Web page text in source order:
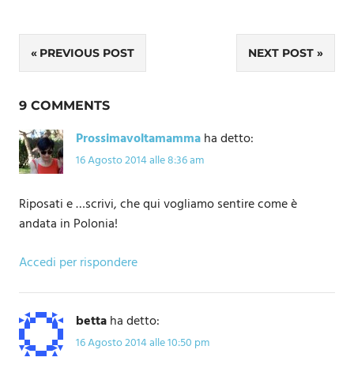
Navigazione
articoli
PREVIOUS POST NEXT POST
9 COMMENTS
Prossimavoltamammaha detto:
16 Agosto 2014 alle 8:36 am
Riposati e …scrivi, che qui vogliamo sentire come è
andata in Polonia!
Accedi per rispondere
bettaha detto:
16 Agosto 2014 alle 10:50 pm